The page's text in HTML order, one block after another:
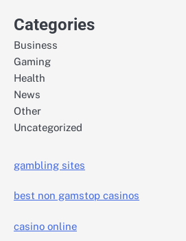
Categories
Business
Gaming
Health
News
Other
Uncategorized
gambling sites
best non gamstop casinos
casino online